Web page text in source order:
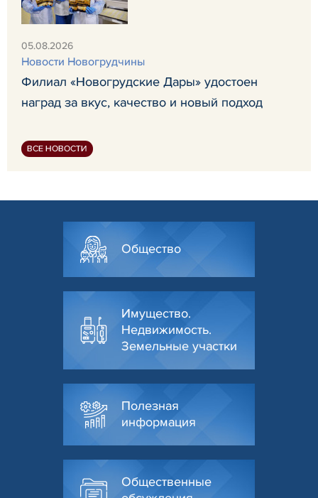
05.08.2026
Новости Новогрудчины
Филиал «Новогрудские Дары» удостоен
наград за вкус, качество и новый подход
ВСЕ НОВОСТИ
Общество
Имущество.
Недвижимость.
Земельные участки
Полезная
информация
Общественные